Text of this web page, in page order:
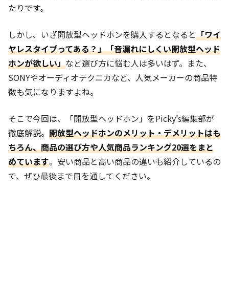
たりです。
しかし、いざ開放型ヘッドホンを購入するとなると「ワイ
ヤレスタイプってある？」「音漏れにしくい開放型ヘッド
ホンが欲しい」など選び方に悩む人は多いはず。また、
SONYやオーディオテクニカなど、人気メーカーの商品特
徴も気になりますよね。
そこで今回は、「開放型ヘッドホン」をPicky’s編集部が
徹底解説。 開放型ヘッドホンのメリット・デメリットはも
ちろん、商品の選び方や人気商品ランキング20選をまと
めています。安い商品と高い商品の違いも紹介しているの
で、ぜひ最後まで目を通してください。